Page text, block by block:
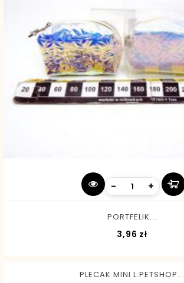
- +
PORTFELIK...
3,96 zł
PLECAK MINI L.PETSHOP...